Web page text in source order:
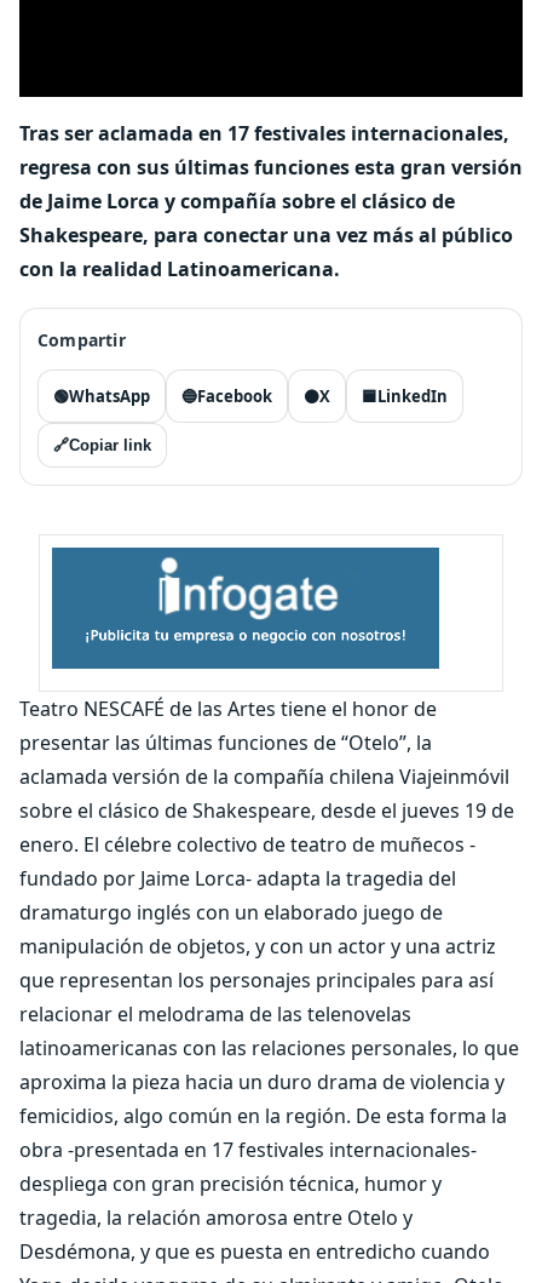
Tras ser aclamada en 17 festivales internacionales,
regresa con sus últimas funciones esta gran versión
de Jaime Lorca y compañía sobre el clásico de
Shakespeare, para conectar una vez más al público
con la realidad Latinoamericana.
Compartir
🟢WhatsApp 🔵Facebook ⚫X 🟦LinkedIn
🔗Copiar link
Teatro NESCAFÉ de las Artes tiene el honor de
presentar las últimas funciones de “Otelo”, la
aclamada versión de la compañía chilena Viajeinmóvil
sobre el clásico de Shakespeare, desde el jueves 19 de
enero. El célebre colectivo de teatro de muñecos -
fundado por Jaime Lorca- adapta la tragedia del
dramaturgo inglés con un elaborado juego de
manipulación de objetos, y con un actor y una actriz
que representan los personajes principales para así
relacionar el melodrama de las telenovelas
latinoamericanas con las relaciones personales, lo que
aproxima la pieza hacia un duro drama de violencia y
femicidios, algo común en la región. De esta forma la
obra -presentada en 17 festivales internacionales-
despliega con gran precisión técnica, humor y
tragedia, la relación amorosa entre Otelo y
Desdémona, y que es puesta en entredicho cuando